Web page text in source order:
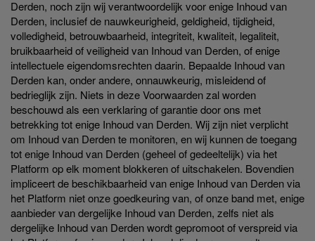
Derden, noch zijn wij verantwoordelijk voor enige Inhoud van
Derden, inclusief de nauwkeurigheid, geldigheid, tijdigheid,
volledigheid, betrouwbaarheid, integriteit, kwaliteit, legaliteit,
bruikbaarheid of veiligheid van Inhoud van Derden, of enige
intellectuele eigendomsrechten daarin. Bepaalde Inhoud van
Derden kan, onder andere, onnauwkeurig, misleidend of
bedrieglijk zijn. Niets in deze Voorwaarden zal worden
beschouwd als een verklaring of garantie door ons met
betrekking tot enige Inhoud van Derden. Wij zijn niet verplicht
om Inhoud van Derden te monitoren, en wij kunnen de toegang
tot enige Inhoud van Derden (geheel of gedeeltelijk) via het
Platform op elk moment blokkeren of uitschakelen. Bovendien
impliceert de beschikbaarheid van enige Inhoud van Derden via
het Platform niet onze goedkeuring van, of onze band met, enige
aanbieder van dergelijke Inhoud van Derden, zelfs niet als
dergelijke Inhoud van Derden wordt gepromoot of verspreid via